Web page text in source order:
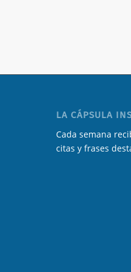
LA CÁPSULA
Cada semana
citas y frases